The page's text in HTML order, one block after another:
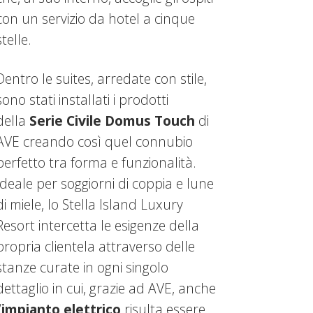
un servizio da hotel a cinque
le suites, arredate con stile,
stati installati i prodotti
Serie Civile Domus Touch di
creando così quel connubio
tra forma e funzionalità.
per soggiorni di coppia e lune
miele, lo Stella Island Luxury
intercetta le esigenze della
clientela attraverso delle
curate in ogni singolo
in cui, grazie ad AVE, anche
impianto elettrico risulta essere